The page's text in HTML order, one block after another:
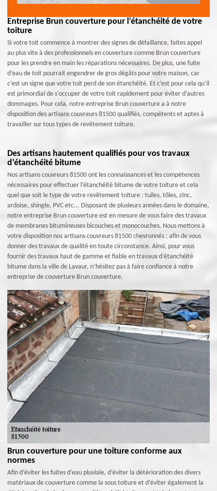
Entreprise Brun couverture pour l’étanchéité de votre
toiture
Si votre toit commence à montrer des signes de défaillance, faites appel
au plus vite à des professionnels en couverture comme Brun couverture
pour les prendre en main les réparations nécessaires. De plus, une fuite
d’eau de toit pourrait engendrer de gros dégâts pour votre maison, car
c’est un signe que votre toit perd de son étanchéité. Et c’est pour cela qu’il
est primordial de s’occuper de votre toit rapidement pour éviter d’autres
dommages. Pour cela, notre entreprise Brun couverture a à notre
disposition des artisans couvreurs 81500 qualifiés, compétents et aptes à
travailler sur tous types de revêtement toiture.
Des artisans hautement qualifiés pour vos travaux
d’étanchéité bitume
Nos artisans couvreurs 81500 ont les connaissances et les compétences
nécessaires pour effectuer l’étanchéité bitume de votre toiture et cela
quel que soit le type de votre revêtement toiture : tuiles, tôles, zinc,
ardoise, shingle, PVC etc... Disposant de plusieurs années dans le domaine,
notre entreprise Brun couverture est en mesure de vous faire des travaux
de membranes bitumineuses bicouches et monocouches. Nous mettons à
votre disposition nos artisans couvreurs 81500 chevronnés ; afin de vous
donner des travaux de qualité en toute circonstance. Ainsi, pour vous
fournir des travaux haut de gamme et fiable en travaux d’étanchéité
bitume dans la ville de Lavaur, n’hésitez pas à faire confiance à notre
entreprise de couverture Brun couverture.
Brun couverture pour une toiture conforme aux
normes
Afin d’éviter les fuites d’eau pluviale, d’éviter la détérioration des divers
matériaux de couverture comme la sous toiture et d’éviter également la